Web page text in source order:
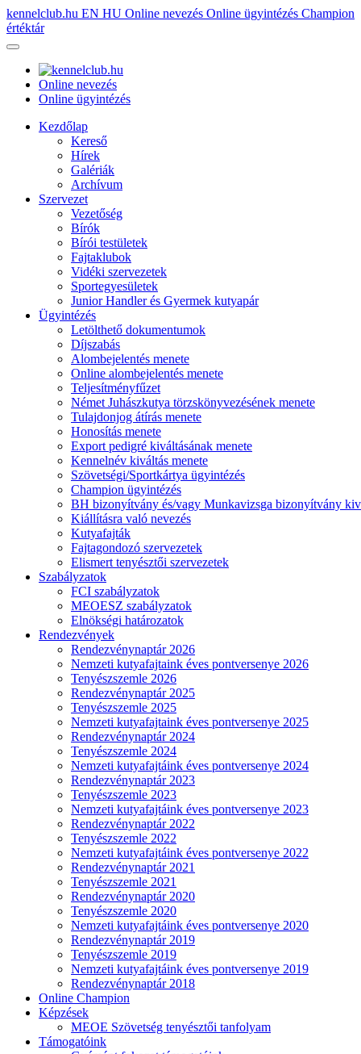
kennelclub.hu EN HU Online nevezés Online ügyintézés Champion
értéktár
Online nevezés
Online ügyintézés
Kezdőlap
Kereső
Hírek
Galériák
Archívum
Szervezet
Vezetőség
Bírók
Bírói testületek
Fajtaklubok
Vidéki szervezetek
Sportegyesületek
Junior Handler és Gyermek kutyapár
Ügyintézés
Letölthető dokumentumok
Díjszabás
Alombejelentés menete
Online alombejelentés menete
Teljesítményfűzet
Német Juhászkutya törzskönyvezésének menete
Tulajdonjog átírás menete
Honosítás menete
Export pedigré kiváltásának menete
Kennelnév kiváltás menete
Szövetségi/Sportkártya ügyintézés
Champion ügyintézés
BH bizonyítvány és/vagy Munkavizsga bizonyítvány
Kiállításra való nevezés
Kutyafajták
Fajtagondozó szervezetek
Elismert tenyésztői szervezetek
Szabályzatok
FCI szabályzatok
MEOESZ szabályzatok
Elnökségi határozatok
Rendezvények
Rendezvénynaptár 2026
Nemzeti kutyafajtaink éves pontversenye 2026
Tenyészszemle 2026
Rendezvénynaptár 2025
Tenyészszemle 2025
Nemzeti kutyafajtaink éves pontversenye 2025
Rendezvénynaptár 2024
Tenyészszemle 2024
Nemzeti kutyafajtáink éves pontversenye 2024
Rendezvénynaptár 2023
Tenyészszemle 2023
Nemzeti kutyafajtáink éves pontversenye 2023
Rendezvénynaptár 2022
Tenyészszemle 2022
Nemzeti kutyafajtáink éves pontversenye 2022
Rendezvénynaptár 2021
Tenyészszemle 2021
Rendezvénynaptár 2020
Tenyészszemle 2020
Nemzeti kutyafajtáink éves pontversenye 2020
Rendezvénynaptár 2019
Tenyészszemle 2019
Nemzeti kutyafajtáink éves pontversenye 2019
Rendezvénynaptár 2018
Online Champion
Képzések
MEOE Szövetség tenyésztői tanfolyam
Támogatóink